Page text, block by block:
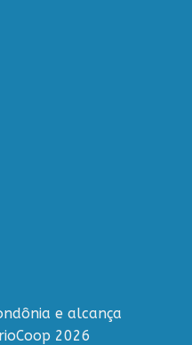
e alcança
2026